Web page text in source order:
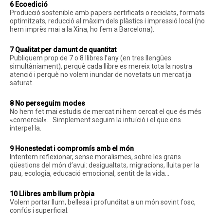
6 Ecoedició
Producció sostenible amb papers certificats o reciclats, formats
optimitzats, reducció al màxim dels plàstics i impressió local (no
hem imprès mai a la Xina, ho fem a Barcelona).
7 Qualitat per damunt de quantitat
Publiquem prop de 7 o 8 llibres l’any (en tres llengües
simultàniament), perquè cada llibre es mereix tota la nostra
atenció i perquè no volem inundar de novetats un mercat ja
saturat.
8 No perseguim modes
No hem fet mai estudis de mercat ni hem cercat el que és més
«comercial»… Simplement seguim la intuïció i el que ens
interpel·la.
9 Honestedat i compromís amb el món
Intentem reflexionar, sense moralismes, sobre les grans
qüestions del món d’avui: desigualtats, migracions, lluita per la
pau, ecologia, educació emocional, sentit de la vida…
10 Llibres amb llum pròpia
Volem portar llum, bellesa i profunditat a un món sovint fosc,
confús i superficial.